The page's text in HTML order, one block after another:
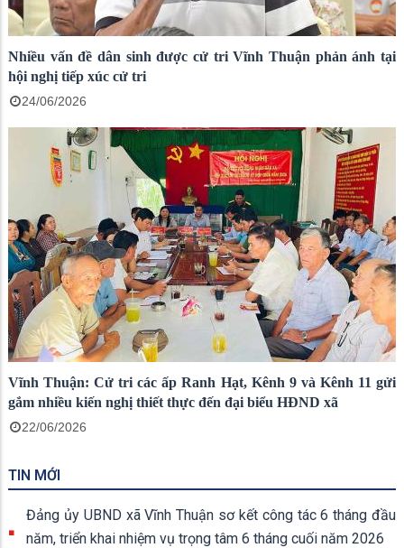
Nhiều vấn đề dân sinh được cử tri Vĩnh Thuận phản ánh tại
hội nghị tiếp xúc cử tri
24/06/2026
Vĩnh Thuận: Cử tri các ấp Ranh Hạt, Kênh 9 và Kênh 11 gửi
gắm nhiều kiến nghị thiết thực đến đại biểu HĐND xã
22/06/2026
TIN MỚI
Đảng ủy UBND xã Vĩnh Thuận sơ kết công tác 6 tháng đầu
năm, triển khai nhiệm vụ trọng tâm 6 tháng cuối năm 2026